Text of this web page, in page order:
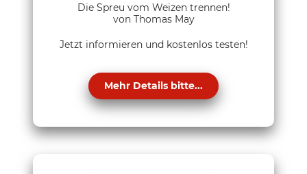
Die Spreu vom Weizen trennen!
von Thomas May
Jetzt informieren und kostenlos testen!
Mehr Details bitte...